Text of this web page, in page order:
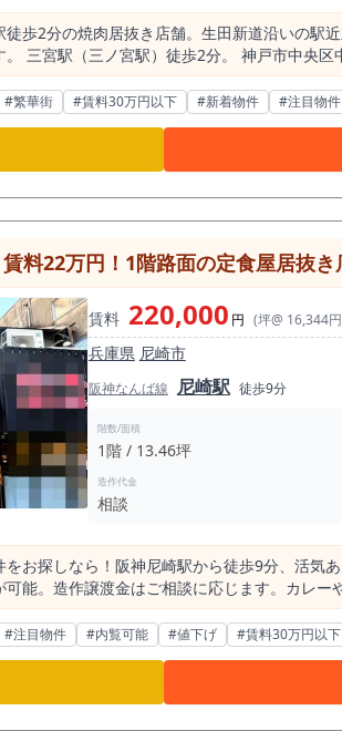
歩2分の焼肉居抜き店舗。生田新道沿いの駅
介です。 阪急
、阪神神戸三宮駅、神戸市営地下鉄三宮駅、
周辺半径約500m圏内には約3,000店舗の飲食店が集積。 そのうち焼肉店は約
れは焼肉需要が安定している成熟マーケット
本物件は焼肉業態の居抜き店舗。 焼台・排煙設備・厨房設備が整備されてお
る状態です（詳細は現地確認要）。 飲食店開
択肢はそれほど多くありま
す。 三宮エリアで出店を検討中の方にとっては、 「一度現地を確認してから判断
ては、必ず内見にてご確認くださ
」という条件が同時に揃う物件は流通数が限られます。 実際に三
合は、早めの内見をおすすめいたします。 三宮エリアで具体的に出店
「規模」「既存設備」の3点を現地で確認することが重
ことで初めて把握できます。 本気で三宮出店を検討されている方は、まずは内
#繁華街 #賃料30万円以下 #新着物件 #注目物件
料22万円！1階路面の定食屋居抜
賃料 220,000 円 (坪@ 16,344
兵庫県 尼崎市
阪神なんば線 尼崎駅 徒歩9分
階数/面積
1階 / 13.46坪
造作代金
相談
お探しなら！阪神尼崎駅から徒歩9分、活
。造作譲渡金はご相談に応じます。カレーや中
食店居抜き物件をお探しの方へ 「兵庫県内
い」――そんなご希望をお持ちの開業者様、
不足」という惜しい理由により、営業年数3年
えたスピーディな出店を実現できる注目の物件です。 【立地と集客力
#注目物件 #内覧可能 #値下げ #賃料30万円以下